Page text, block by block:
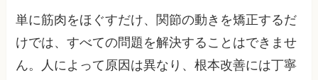
単に筋肉をほぐすだけ、関節の動きを矯正するだ
けでは、すべての問題を解決することはできませ
ん。人によって原因は異なり、根本改善には丁寧